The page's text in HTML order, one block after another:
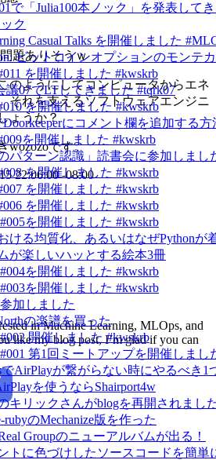
で「Julia100本ノック」を発表して
ク
Casual Talks を開催しました
ビットコインオプションのモンテ
を開催しました #kwskrb
議07でLTしてきました #tqrk07
を開催しました #kwskrb
にコメント欄を追加する方
を開催しました #kwskrb
パターン認識」読書会に参加しまし
を開催しました #kwskrb
を開催しました #kwskrb
を開催しました #kwskrb
を開催しました #kwskrb
ける均質化、あるいはなぜPython
が楽しいハッとする絵本3冊
を開催しました #kwskrb
を開催しました #kwskrb
加しました
の楽譜を買った
開催しました #kwskrb
第1回ミートアップを開催しまし
でAirPlayが繋がらない時にやるべき1
を使うならShairport4w
キリックさんがblogを再開されまし
rubyのMechanize版を作った
Groupのニューアルバムが出る！
トに色づけしたソースコードを簡単
題ありそうｗ
のようにしてコンピュータからエネ
それを支えるソフトウェアエンジニ
ょうか？
wozozoです。
22:06:00 -08:00
in Machine Learning, MLOps, and
like my blog post, I’m glad if you can